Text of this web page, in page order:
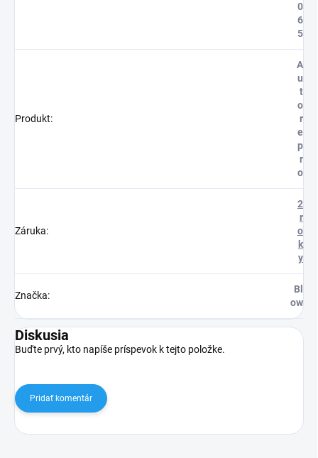
0
6
5
Produkt:
A
u
t
o
r
e
p
r
o
Záruka:
2
r
o
k
y
Značka:
Bl
ow
Diskusia
Buďte prvý, kto napíše príspevok k tejto položke.
Pridať komentár